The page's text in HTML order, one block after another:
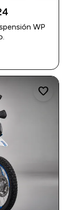
WP
favorite